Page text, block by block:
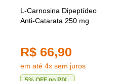
L-Carnosina Dipeptídeo
Anti-Catarata 250 mg
R$ 66,90
em até 4x sem juros